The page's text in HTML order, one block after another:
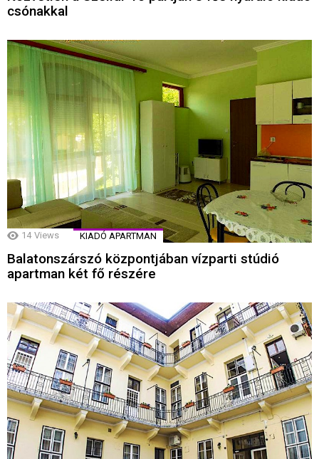
csónakkal
14 Views KIADÓ APARTMAN
Balatonszárszó központjában vízparti stúdió
apartman két fő részére